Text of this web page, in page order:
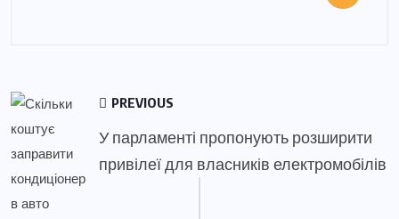
PREVIOUS
У парламенті пропонують розширити
привілеї для власників електромобілів